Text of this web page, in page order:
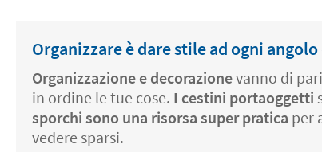
Organizzare è dare stile ad ogni
Organizzazione e decorazionevanno di
in ordine le tue cose. I cestini portaoggetti
sporchi sono una risorsa super pratica per
vedere sparsi.